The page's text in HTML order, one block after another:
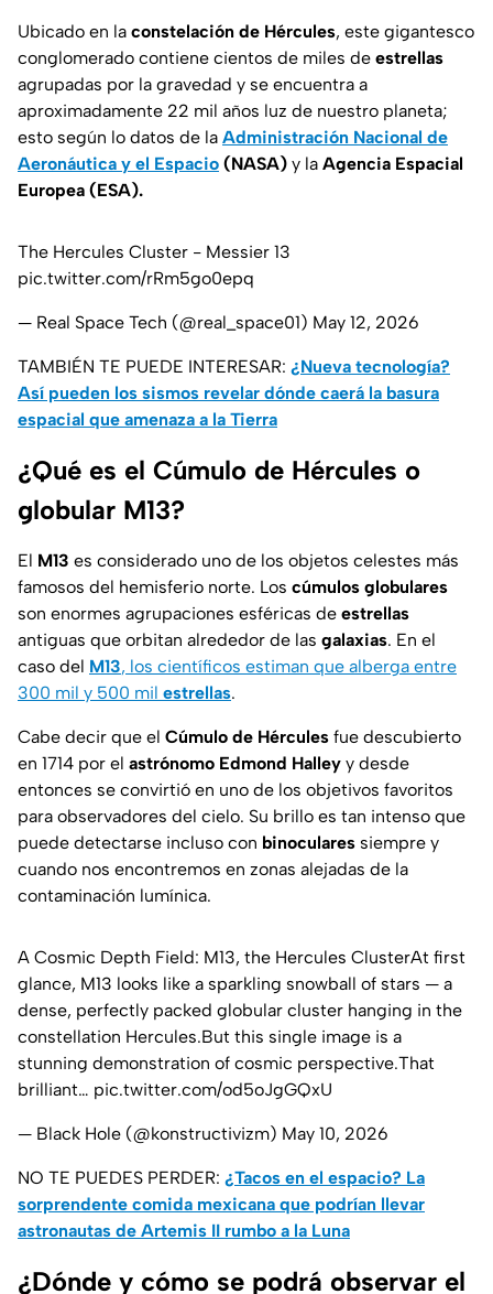
Ubicado en la constelación de Hércules, este gigantesco
conglomerado contiene cientos de miles de estrellas
agrupadas por la gravedad y se encuentra a
aproximadamente 22 mil años luz de nuestro planeta;
esto según lo datos de la Administración Nacional de
Aeronáutica y el Espacio (NASA) y la Agencia Espacial
Europea (ESA).
The Hercules Cluster - Messier 13
pic.twitter.com/rRm5go0epq
— Real Space Tech (@real_space01) May 12, 2026
TAMBIÉN TE PUEDE INTERESAR: ¿Nueva tecnología?
Así pueden los sismos revelar dónde caerá la basura
espacial que amenaza a la Tierra
¿Qué es el Cúmulo de Hércules o
globular M13?
El M13 es considerado uno de los objetos celestes más
famosos del hemisferio norte. Los cúmulos globulares
son enormes agrupaciones esféricas de estrellas
antiguas que orbitan alrededor de las galaxias. En el
caso del M13, los científicos estiman que alberga entre
300 mil y 500 mil estrellas.
Cabe decir que el Cúmulo de Hércules fue descubierto
en 1714 por el astrónomo Edmond Halley y desde
entonces se convirtió en uno de los objetivos favoritos
para observadores del cielo. Su brillo es tan intenso que
puede detectarse incluso con binoculares siempre y
cuando nos encontremos en zonas alejadas de la
contaminación lumínica.
A Cosmic Depth Field: M13, the Hercules ClusterAt first
glance, M13 looks like a sparkling snowball of stars — a
dense, perfectly packed globular cluster hanging in the
constellation Hercules.But this single image is a
stunning demonstration of cosmic perspective.That
brilliant… pic.twitter.com/od5oJgGQxU
— Black Hole (@konstructivizm) May 10, 2026
NO TE PUEDES PERDER: ¿Tacos en el espacio? La
sorprendente comida mexicana que podrían llevar
astronautas de Artemis II rumbo a la Luna
¿Dónde y cómo se podrá observar el